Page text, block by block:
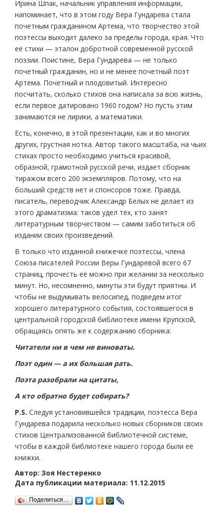
Ирина Шпак, начальник управления информации,
напоминает, что в этом году Вера Гундарева стала
почетным гражданином Артема, что творчество этой
поэтессы выходит далеко за пределы города, края. Что
её стихи — эталон добротной современной русской
поэзии. Поистине, Вера Гундарева — не только
почетный гражданин, но и не менее почетный поэт
Артема. Почетный и плодовитый. Интересно
посчитать, сколько стихов она написала за всю жизнь,
если первое датировано 1960 годом? Но пусть этим
занимаются не лирики, а математики.
Есть, конечно, в этой презентации, как и во многих
других, грустная нотка. Автор такого масштаба, на чьих
стихах просто необходимо учиться красивой,
образной, грамотной русской речи, издает сборник
тиражом всего 200 экземпляров. Потому, что на
больший средств нет и спонсоров тоже. Правда,
писатель, переводчик Александр Белых не делает из
этого драматизма: таков удел тех, кто занят
литературным творчеством — самим заботиться об
издании своих произведений.
В только что изданной книжечке поэтессы, члена
Союза писателей России Веры Гундаревой всего 67
страниц, прочесть её можно при желании за несколько
минут. Но, несомненно, минуты эти будут приятны. И
чтобы не выдумывать велосипед, подведем итог
хорошего литературного события, состоявшегося в
центральной городской библиотеке имени Крупской,
обращаясь опять же к содержанию сборника:
Читатели ни в чем не виноваты.
Поэт один — а их большая рать.
Поэта разобрали на цитаты,
А кто обратно будет собирать?
P.S. Следуя установившейся традиции, поэтесса Вера
Гундарева подарила несколько новых сборников своих
стихов Централизованной библиотечной системе,
чтобы в каждой библиотеке нашего города были её
книжки.
Автор: Зоя Нестеренко
Дата публикации материала: 11.12.2015
Поделиться…